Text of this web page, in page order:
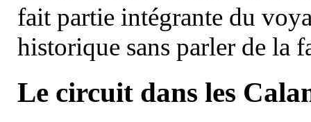
fait partie intégrante du
historique sans parler de la
Le circuit dans les